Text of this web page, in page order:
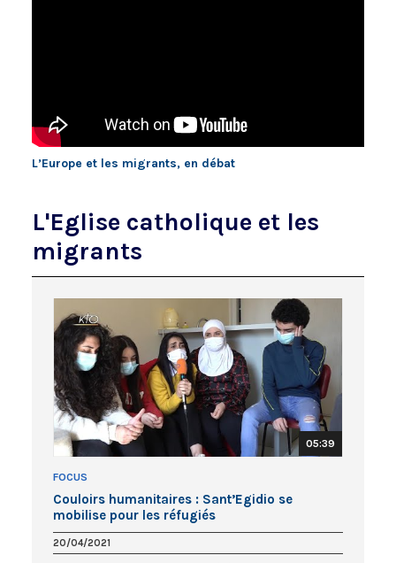
L’Europe et les migrants, en débat
L'Eglise catholique et les
migrants
05:39
FOCUS
Couloirs humanitaires : Sant’Egidio se
mobilise pour les réfugiés
20/04/2021